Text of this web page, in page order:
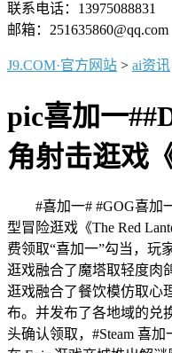
联系电话：13975088831
邮箱：251635860@qq.com
J9.COM·官方网站 > ai资讯
pic喜加一
角射击逛戏
#喜加一# #GOG喜加一
型冒险逛戏《The Red
费领取“喜加一”勾当，玩
逛戏融合了魔塔取轻度肉
逛戏融合了餐饮模仿取心
布。并发布了各地域的兑
头确认领取，#Steam 喜加